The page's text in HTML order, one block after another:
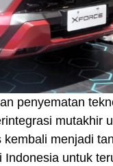
penyematan
mutakhir
menjadi
untuk